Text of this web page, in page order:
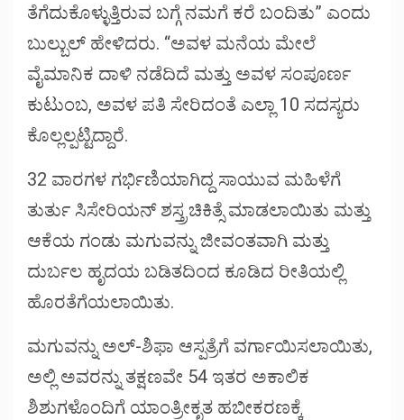
ತೆಗೆದುಕೊಳ್ಳುತ್ತಿರುವ ಬಗ್ಗೆ ನಮಗೆ ಕರೆ ಬಂದಿತು” ಎಂದು
ಬುಲ್ಬುಲ್ ಹೇಳಿದರು. “ಅವಳ ಮನೆಯ ಮೇಲೆ
ವೈಮಾನಿಕ ದಾಳಿ ನಡೆದಿದೆ ಮತ್ತು ಅವಳ ಸಂಪೂರ್ಣ
ಕುಟುಂಬ, ಅವಳ ಪತಿ ಸೇರಿದಂತೆ ಎಲ್ಲಾ 10 ಸದಸ್ಯರು
ಕೊಲ್ಲಲ್ಪಟ್ಟಿದ್ದಾರೆ.
32 ವಾರಗಳ ಗರ್ಭಿಣಿಯಾಗಿದ್ದ ಸಾಯುವ ಮಹಿಳೆಗೆ
ತುರ್ತು ಸಿಸೇರಿಯನ್ ಶಸ್ತ್ರಚಿಕಿತ್ಸೆ ಮಾಡಲಾಯಿತು ಮತ್ತು
ಆಕೆಯ ಗಂಡು ಮಗುವನ್ನು ಜೀವಂತವಾಗಿ ಮತ್ತು
ದುರ್ಬಲ ಹೃದಯ ಬಡಿತದಿಂದ ಕೂಡಿದ ರೀತಿಯಲ್ಲಿ
ಹೊರತೆಗೆಯಲಾಯಿತು.
ಮಗುವನ್ನು ಅಲ್-ಶಿಫಾ ಆಸ್ಪತ್ರೆಗೆ ವರ್ಗಾಯಿಸಲಾಯಿತು,
ಅಲ್ಲಿ ಅವರನ್ನು ತಕ್ಷಣವೇ 54 ಇತರ ಅಕಾಲಿಕ
ಶಿಶುಗಳೊಂದಿಗೆ ಯಾಂತ್ರೀಕೃತ ಹಬೀಕರಣಕ್ಕೆ